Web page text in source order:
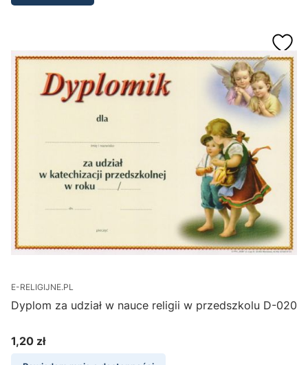
E-RELIGIJNE.PL
Dyplom za udział w nauce religii w przedszkolu D-020
Cena
1,20 zł